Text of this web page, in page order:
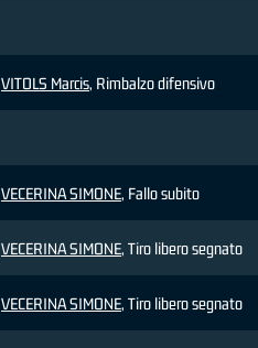
VITOLS Marcis, Rimbalzo difensivo
VECERINA SIMONE, Fallo subito
VECERINA SIMONE, Tiro libero segnato
VECERINA SIMONE, Tiro libero segnato